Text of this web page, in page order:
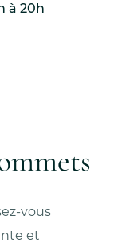
à 20h
et